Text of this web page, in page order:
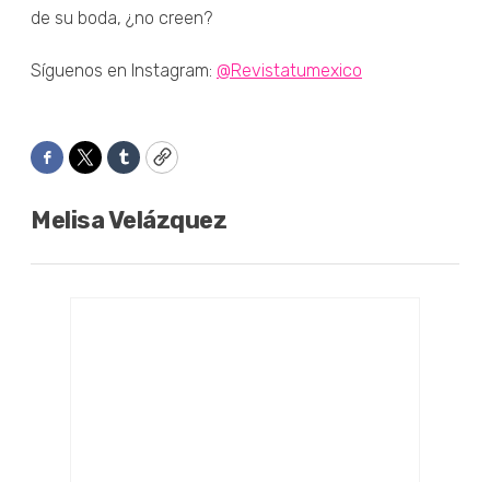
de su boda, ¿no creen?
Síguenos en Instagram: @Revistatumexico
Facebook
TwitterTumblrCopy
Melisa Velázquez